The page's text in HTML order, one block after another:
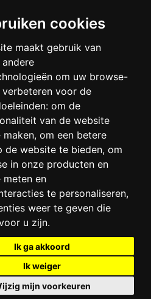
cookies
maakt gebruik van
om uw browse-
voor de
om de
van de website
maken,om een betere
de website te bieden,om
in onze producten en
meten en
te personaliseren,
weer te geven die
u zijn.
Ik ga akkoord
Ik weiger
mijn voorkeuren